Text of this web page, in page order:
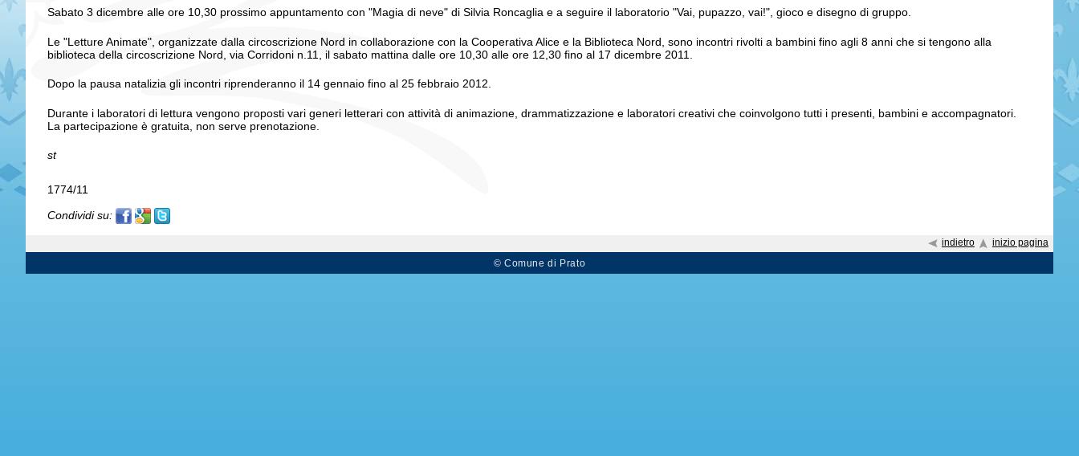
Sabato 3 dicembre alle ore 10,30 prossimo appuntamento con "Magia di neve" di Silvia Roncaglia e a seguire il laboratorio "Vai, pupazzo, vai!", gioco e disegno di gruppo.
Le "Letture Animate", organizzate dalla circoscrizione Nord in collaborazione con la Cooperativa Alice e la Biblioteca Nord, sono incontri rivolti a bambini fino agli 8 anni che si tengono alla
biblioteca della circoscrizione Nord, via Corridoni n.11, il sabato mattina dalle ore 10,30 alle ore 12,30 fino al 17 dicembre 2011.
Dopo la pausa natalizia gli incontri riprenderanno il 14 gennaio fino al 25 febbraio 2012.
Durante i laboratori di lettura vengono proposti vari generi letterari con attività di animazione, drammatizzazione e laboratori creativi che coinvolgono tutti i presenti, bambini e accompagnatori.
La partecipazione è gratuita, non serve prenotazione.
st
1774/11
Condividi su:
indietro
inizio pagina
© Comune di Prato